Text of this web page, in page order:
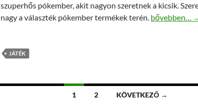
szuperhős pókember, akit nagyon szeretnek a kicsik.
nagy a választék pókember termékek terén. Pókember
bővebben…
JÁTÉK
1 2 KÖVETKEZŐ →